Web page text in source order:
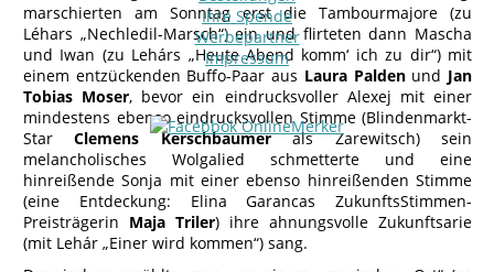
Ihre Spende
Werbepartner
Impressum
marschierten am Sonntag erst die Tambourmajore (zu
Léhars „Nechledil-Marsch“) ein und flirteten dann Mascha
und Iwan (zu Lehárs „Heute Abend komm‘ ich zu dir“) mit
einem entzückenden Buffo-Paar aus Laura Paldenund Jan
Tobias Moser, bevor ein eindrucksvoller Alexej mit einer
mindestens ebenso eindrucksvollen Stimme (Blindenmarkt-
StarClemens Kerschbaumerals Zarewitsch) sein
melancholisches Wolgalied schmetterte und eine
hinreißende Sonja mit einer ebenso hinreißenden Stimme
(eine Entdeckung: Elina Garancas ZukunftsStimmen-
Preisträgerin Maja Triler) ihre ahnungsvolle Zukunftsarie
(mit Lehár „Einer wird kommen“) sang.